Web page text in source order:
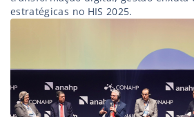
estratégicas no HIS 2025.